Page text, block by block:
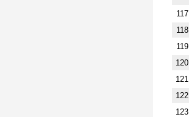
117
118
119
120
121
122
123